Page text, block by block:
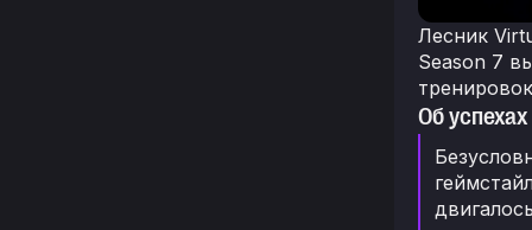
Лесник
Season 7
Об